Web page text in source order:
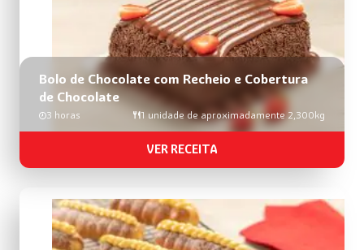
Bolo de Chocolate com Recheio e Cobertura
de Chocolate
3 horas 1 unidade de aproximadamente 2,300kg
VER RECEITA